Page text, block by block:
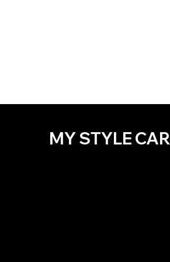
MY STYLE CAR